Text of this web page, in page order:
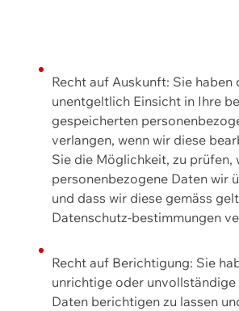
Recht auf Auskunft: Sie haben
unentgeltlich Einsicht in Ihre
gespeicherten
verlangen, wenn wir diese
Sie die Möglichkeit, zu prüfen,
personenbezogene Daten wir
und dass wir diese gemäss
Datenschutz-bestimmungen
Recht auf Berichtigung: Sie
unrichtige oder
Daten berichtigen zu lassen